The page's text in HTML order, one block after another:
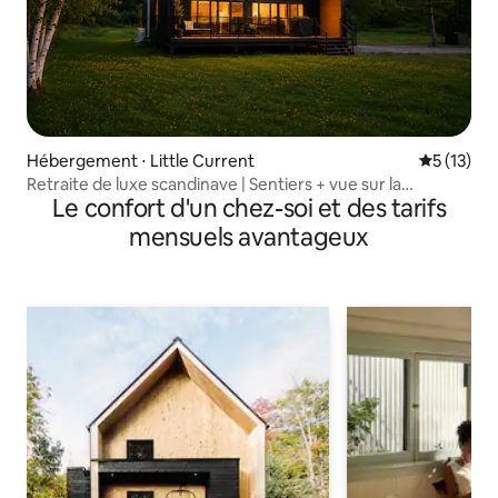
Hébergement ⋅ Little Current
5 (13)
Retraite de luxe scandinave | Sentiers + vue sur la
montagne
Le confort d'un chez-soi et des tarifs
mensuels avantageux